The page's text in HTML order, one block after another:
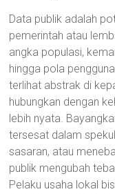
Data publik adalah
pemerintah atau
angka populasi,
hingga pola
terlihat abstrak di
hubungkan dengan
lebih nyata.
tersesat dalam
sasaran, atau
publik mengubah
Pelaku usaha lokal